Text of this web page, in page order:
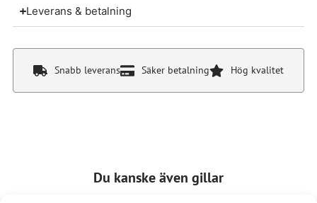
Leverans & betalning
Snabb leverans Säker betalning Hög kvalitet
Du kanske även gillar